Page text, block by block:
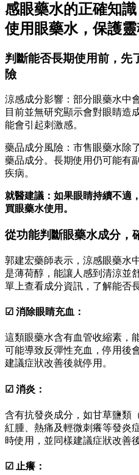
感眼藥水的正確知
使用眼藥水，保護靈
判斷能否長期使用前，先
險
涼感成分影響：部分眼藥水中
目前並無研究顯示會對眼睛造
能會引起刺激感。
藥品成分風險：市售眼藥水除
藥品成分。長期使用仍可能有
疾病。
就醫建議：如果眼睛持續不適
買眼藥水使用。
從功能判斷眼藥水成分，
郭建宏藥師表示，涼感眼藥水
是薄荷醇，能讓人感到清涼並
單上查看成分資訊，了解能否
☑ 消除眼睛充血：
這類眼藥水含有血管收縮素，
可能導致反彈性充血，停用後
建議症狀改善後就停用。
☑ 消炎：
含有抗發炎成分，如甘草鹽類
紅腫、熱痛及輕微刺癢等發炎
時使用，並同樣建議症狀改善
☑ 止癢：